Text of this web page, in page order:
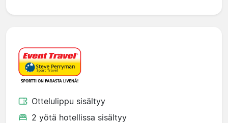
Ottelulippu sisältyy
2 yötä hotellissa sisältyy